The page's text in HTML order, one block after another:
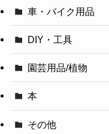
車・バイク用品
DIY・工具
園芸用品/植物
本
その他